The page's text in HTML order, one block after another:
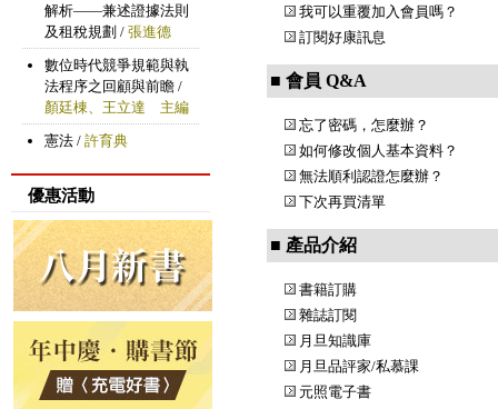
解析——兼述證據法則
及租稅規劃 / 張進德
數位時代競爭規範與執
法程序之回顧與前瞻 /
顏廷棟、王立達 主編
憲法 / 許育典
優惠活動
我可以重覆加入會員嗎？
訂閱好康訊息
■ 會員 Q&A
忘了密碼，怎麼辦？
如何修改個人基本資料？
無法順利認證怎麼辦？
下次再買清單
■ 產品介紹
書籍訂購
雜誌訂閱
月旦知識庫
月旦品評家/私慕課
元照電子書